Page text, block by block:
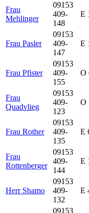
Frau
Mehlinger
09153
409-
148
E
Frau Pasler
09153
409-
147
E
Frau Pfister
09153
409-
155
O
Frau
Quadvlieg
09153
409-
123
O
Frau Rother
09153
409-
135
E
Frau
Rottenberger
09153
409-
144
E
Herr Shamo
09153
409-
132
E
09153